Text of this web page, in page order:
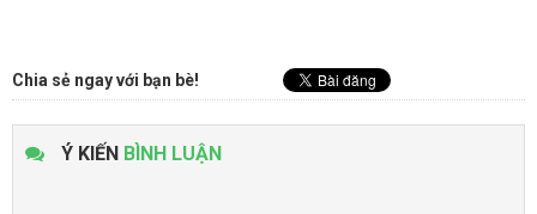
Chia sẻ ngay với bạn bè!
Ý KIẾN BÌNH LUẬN